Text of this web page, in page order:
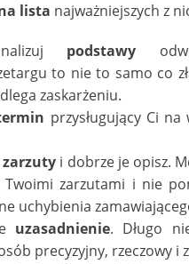
lista najważniejszych z
podstawy
to nie to samo co
zaskarżeniu.
przysługujący Ci
zarzuty i dobrze je opisz.
Twoimi zarzutami i nie
uchybienia
uzasadnienie. Długo
precyzyjny, rzeczowy i